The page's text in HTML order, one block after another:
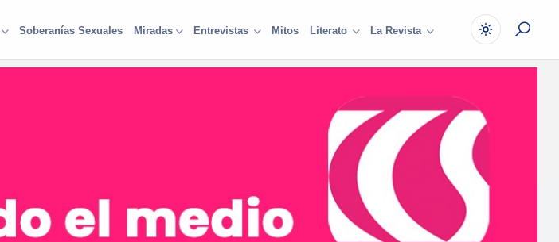
Soberanías Sexuales Miradas Entrevistas Mitos Literato La Revista